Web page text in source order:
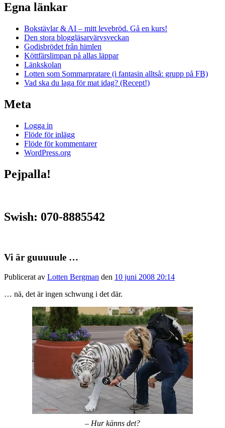
Egna länkar
Bokstävlar & AI – mitt levebröd. Gå en kurs!
Den stora bloggläsarvärvsveckan
Godisbrödet från himlen
Köttfärslimpan på allas läppar
Länkskolan
Lotten som Sommarpratare (i fantasin alltså: grupp på FB)
Vad ska du laga för mat idag? (Recept!)
Meta
Logga in
Flöde för inlägg
Flöde för kommentarer
WordPress.org
Pejpalla!
Swish: 070-8885542
Vi är guuuuule …
Publicerat av Lotten Bergman den 10 juni 2008 20:14
… nä, det är ingen schwung i det där.
– Hur känns det?